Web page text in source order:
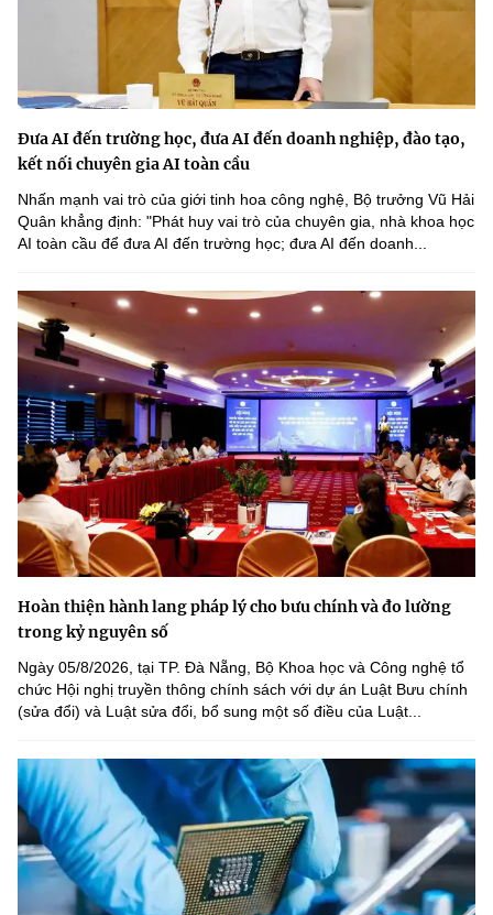
Đưa AI đến trường học, đưa AI đến doanh nghiệp, đào tạo,
kết nối chuyên gia AI toàn cầu
Nhấn mạnh vai trò của giới tinh hoa công nghệ, Bộ trưởng Vũ Hải
Quân khẳng định: "Phát huy vai trò của chuyên gia, nhà khoa học
AI toàn cầu để đưa AI đến trường học; đưa AI đến doanh...
Hoàn thiện hành lang pháp lý cho bưu chính và đo lường
trong kỷ nguyên số
Ngày 05/8/2026, tại TP. Đà Nẵng, Bộ Khoa học và Công nghệ tổ
chức Hội nghị truyền thông chính sách với dự án Luật Bưu chính
(sửa đổi) và Luật sửa đổi, bổ sung một số điều của Luật...